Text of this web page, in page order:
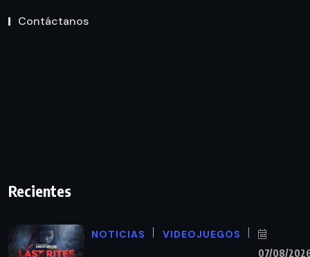
Contáctanos
Recientes
NOTICIAS VIDEOJUEGOS
07/08/